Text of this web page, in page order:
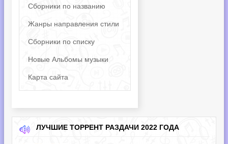
Сборники по названию
Жанры направления стили
Сборники по списку
Новые Альбомы музыки
Карта сайта
ЛУЧШИЕ ТОРРЕНТ РАЗДАЧИ 2022 ГОДА